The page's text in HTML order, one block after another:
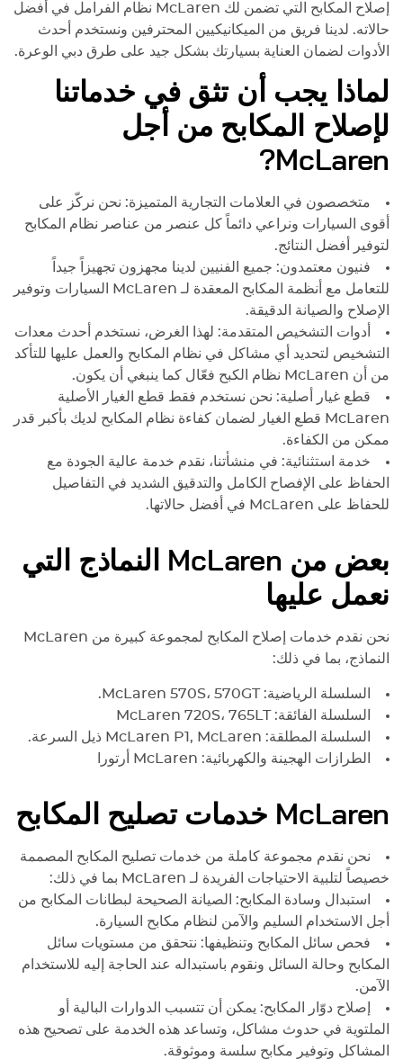
إصلاح المكابح التي تضمن لك McLaren نظام الفرامل في أفضل
حالاته. لدينا فريق من الميكانيكيين المحترفين ونستخدم أحدث
الأدوات لضمان العناية بسيارتك بشكل جيد على طرق دبي الوعرة.
لماذا يجب أن تثق في خدماتنا
لإصلاح المكابح من أجل
McLaren
?
متخصصون في العلامات التجارية المتميزة: نحن نركّز على
أقوى السيارات ونراعي دائماً كل عنصر من عناصر نظام المكابح
لتوفير أفضل النتائج.
فنيون معتمدون: جميع الفنيين لدينا مجهزون تجهيزاً جيداً
للتعامل مع أنظمة المكابح المعقدة لـ McLaren
السيارات وتوفير
الإصلاح والصيانة الدقيقة.
أدوات التشخيص المتقدمة: لهذا الغرض، نستخدم أحدث معدات
التشخيص لتحديد أي مشاكل في نظام المكابح والعمل عليها للتأكد
من أن McLaren نظام الكبح فعّال كما ينبغي أن يكون.
قطع غيار أصلية: نحن نستخدم فقط قطع الغيار الأصلية
McLaren قطع الغيار لضمان كفاءة نظام المكابح لديك بأكبر قدر
ممكن من الكفاءة.
خدمة استثنائية: في منشأتنا، نقدم خدمة عالية الجودة مع
الحفاظ على الإفصاح الكامل والتدقيق الشديد في التفاصيل
للحفاظ على McLaren في أفضل حالاتها.
بعض من McLaren
النماذج التي
نعمل عليها
نحن نقدم خدمات إصلاح المكابح لمجموعة كبيرة من McLaren
النماذج، بما في ذلك:
السلسلة الرياضية: McLaren 570S، 570GT.
السلسلة الفائقة:
McLaren 720S، 765LT
السلسلة المطلقة:
McLaren P1, McLaren
ذيل السرعة.
الطرازات الهجينة والكهربائية: McLaren أرتورا
McLaren خدمات تصليح المكابح
نحن نقدم مجموعة كاملة من خدمات تصليح المكابح المصممة
خصيصاً لتلبية الاحتياجات الفريدة لـ McLaren بما في ذلك:
استبدال وسادة المكابح: الصيانة الصحيحة لبطانات المكابح من
أجل الاستخدام السليم والآمن لنظام مكابح السيارة.
فحص سائل المكابح وتنظيفها: نتحقق من مستويات سائل
المكابح وحالة السائل ونقوم باستبداله عند الحاجة إليه للاستخدام
الآمن.
إصلاح دوّار المكابح: يمكن أن تتسبب الدوارات البالية أو
الملتوية في حدوث مشاكل، وتساعد هذه الخدمة على تصحيح هذه
المشاكل وتوفير مكابح سلسة وموثوقة.